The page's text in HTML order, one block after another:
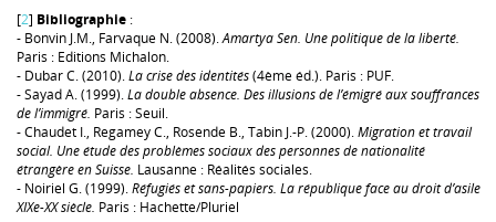
[2] Bibliographie :
- Bonvin J.M., Farvaque N. (2008).Amartya Sen. Une politique de la liberté.
Paris : Editions Michalon.
- Dubar C. (2010).La crise des identités(4ème éd.). Paris : PUF.
- Sayad A. (1999).La double absence. Des illusions de l’émigré aux souffrances
de l’immigré. Paris : Seuil.
- Chaudet I., Regamey C., Rosende B., Tabin J.-P. (2000).Migration et travail
social. Une étude des problèmes sociaux des personnes de nationalité
étrangère en Suisse. Lausanne : Réalités sociales.
- Noiriel G. (1999).Réfugiés et sans-papiers. La république face au droit d’asile
XIXe-XX siècle. Paris : Hachette/Pluriel